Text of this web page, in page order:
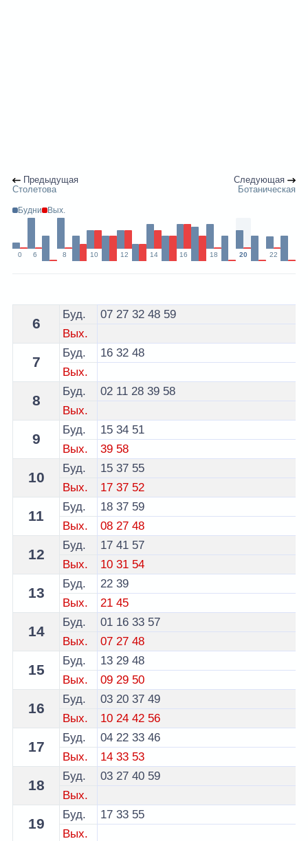
Предыдущая
Столетова
Следующая
Ботаническая
Будни Вых.
0 6 8 10 12 14 16 18 20 22
Расписание 34 троллейбуса Минск - остановка
6
Буд. 07 27 32 48 59
Вых.
7
Буд. 16 32 48
Вых.
8
Буд. 02 11 28 39 58
Вых.
9
Буд. 15 34 51
Вых.
39 58
10
Буд. 15 37 55
Вых.
17 37 52
11
Буд. 18 37 59
Вых.
08 27 48
12
Буд. 17 41 57
Вых.
10 31 54
13
Буд. 22 39
Вых.
21 45
14
Буд. 01 16 33 57
Вых.
07 27 48
15
Буд. 13 29 48
Вых.
09 29 50
16
Буд. 03 20 37 49
Вых.
10 24 42 56
17
Буд. 04 22 33 46
Вых.
14 33 53
18
Буд. 03 27 40 59
Вых.
19
Буд. 17 33 55
Вых.